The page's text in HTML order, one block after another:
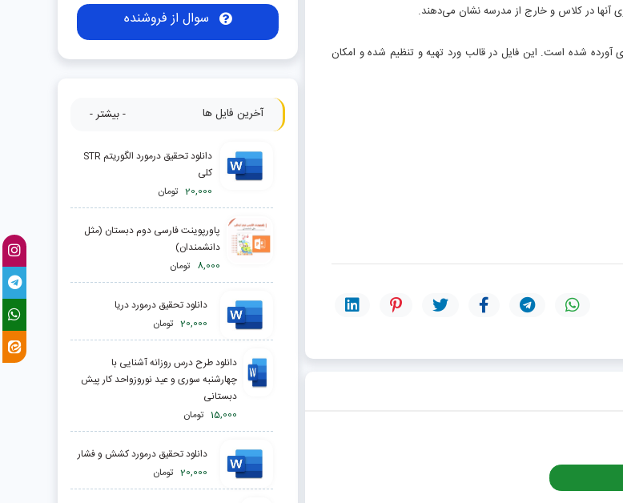
سوال از فروشنده
آخرین فایل ها - بیشتر -
دانلود تحقیق درمورد الگوریتم STR
کلی
20,000 تومان
پاورپوینت فارسی دوم دبستان (مثل
دانشمندان)
8,000 تومان
دانلود تحقیق درمورد دریا
20,000 تومان
دانلود طرح درس روزانه آشنایی با
چهارشنبه سوری و عید نوروزواحد کار پیش
دبستانی
15,000 تومان
دانلود تحقیق درمورد كشش و فشار
20,000 تومان
آنها در کلاس و خارج از مدرسه نشان می‌دهند.
درس و روش تدریس درس مذکور به صورت یک فایل 8 صفحه ای آورده شده است. این فایل در قالب ورد تهیه و تنظیم شده و امکان